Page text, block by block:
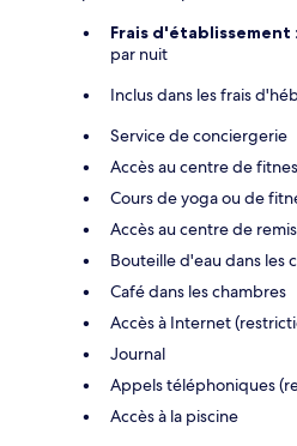
Frais d'établissement :
par nuit
Inclus dans les frais
Service de conciergerie
Accès au centre de
Cours de yoga ou de
Accès au centre de
Bouteille d'eau dans les
Café dans les chambres
Accès à Internet
Journal
Appels téléphoniques
Accès à la piscine